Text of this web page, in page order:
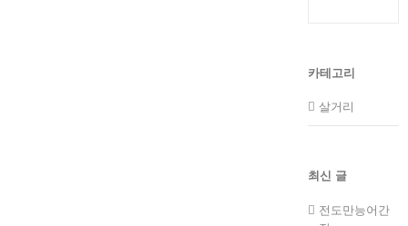
카테고리
살거리
최신 글
전도만능어간